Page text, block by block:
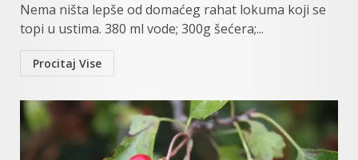
Nema ništa lepše od domaćeg rahat lokuma koji se
topi u ustima. 380 ml vode; 300g šećera;...
Procitaj Vise